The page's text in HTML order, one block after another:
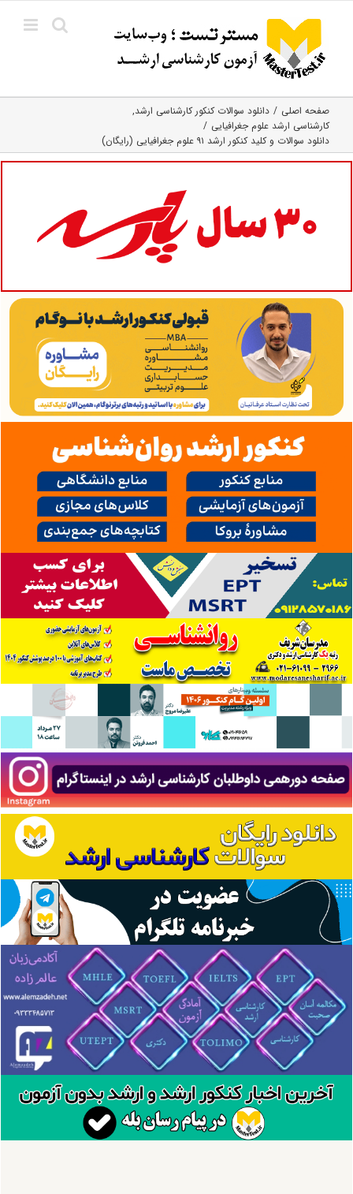
content
صفحه اصلی
دانلود سوالات کنکور کارشناسی ارشد
کارشناسی ارشد علوم جغرافیایی
دانلود سوالات و کلید کنکور ارشد ۹۱ علوم جغرافیایی (رایگان)